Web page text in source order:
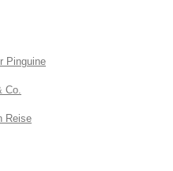
Pinguine
Co.
Reise